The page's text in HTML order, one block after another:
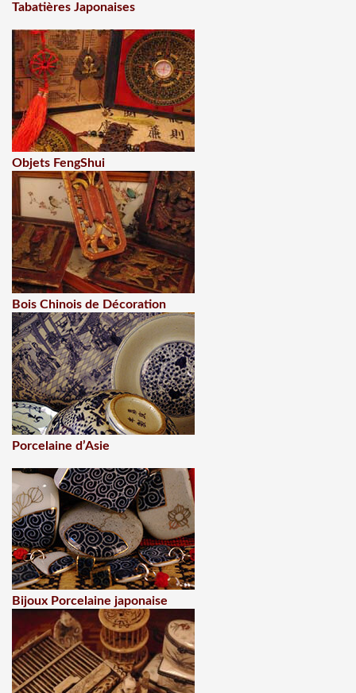
Tabatières Japonaises
Objets FengShui
Bois Chinois de Décoration
Porcelaine d’Asie
Bijoux Porcelaine japonaise